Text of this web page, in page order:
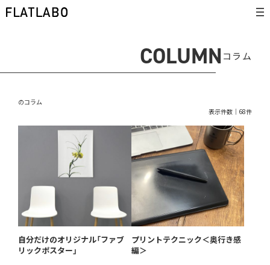
COLUMNコラム
のコラム
表示件数｜68件
自分だけのオリジナル「ファブ
リックポスター」
プリントテクニック＜奥行き感
編＞